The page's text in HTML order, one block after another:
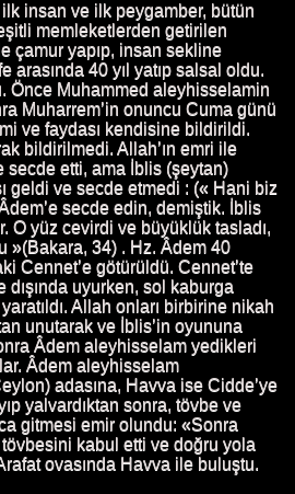
insan ve ilk peygamber, bütün
memleketlerden getirilen
çamur yapıp, insan sekline
arasında 40 yıl yatıp salsal oldu.
Önce Muhammed aleyhisselamin
Muharrem’in onuncu Cuma günü
ve faydası kendisine bildirildi.
bildirilmedi. Allah’ın emri ile
secde etti, ama İblis (şeytan)
geldi ve secde etmedi : (« Hani biz
secde edin, demiştik. İblis
O yüz cevirdi ve büyüklük tasladı,
»(Bakara, 34) . Hz. Âdem 40
Cennet’e götürüldü. Cennet’te
uyurken, sol kaburga
Allah onları birbirine nikah
unutarak ve İblis’in oyununa
Âdem aleyhisselam yedikleri
Âdem aleyhisselam
adasına, Havva ise Cidde’ye
yalvardıktan sonra, tövbe ve
gitmesi emir olundu: «Sonra
kabul etti ve doğru yola
ovasında Havva ile buluştu.